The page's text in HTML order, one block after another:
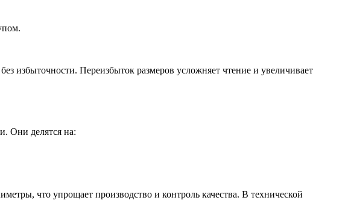
избыточности. Переизбыток размеров усложняет чтение и увеличивает
Они делятся на:
что упрощает производство и контроль качества. В технической